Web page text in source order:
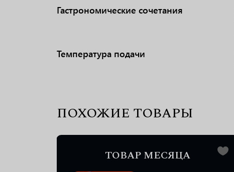
Гастрономические сочетания
Температура подачи
ПОХОЖИЕ ТОВАРЫ
ТОВАР МЕСЯЦА